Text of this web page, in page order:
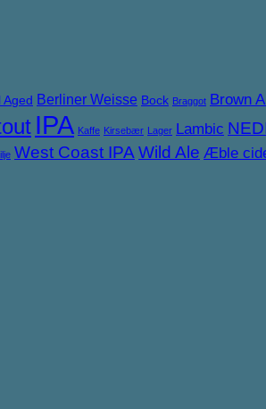
Aged Berliner Weisse Bock Braggot Brown
IPA Kaffe Kirsebær Lager Lambic
West Coast IPA Wild Ale Æble